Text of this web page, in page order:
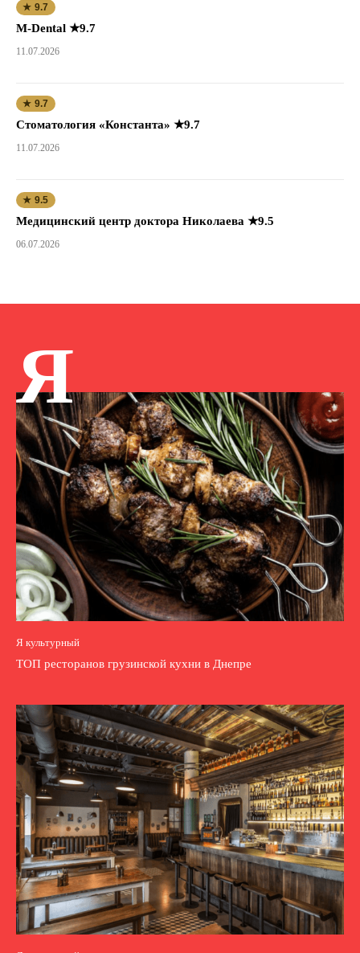
★ 9.7
M-Dental ★9.7
11.07.2026
★ 9.7
Стоматология «Константа» ★9.7
11.07.2026
★ 9.5
Медицинский центр доктора Николаева ★9.5
06.07.2026
Я
Я культурный
ТОП ресторанов грузинской кухни в Днепре